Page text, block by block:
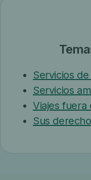
Servicios
Servicios
Viajes fuera
Sus